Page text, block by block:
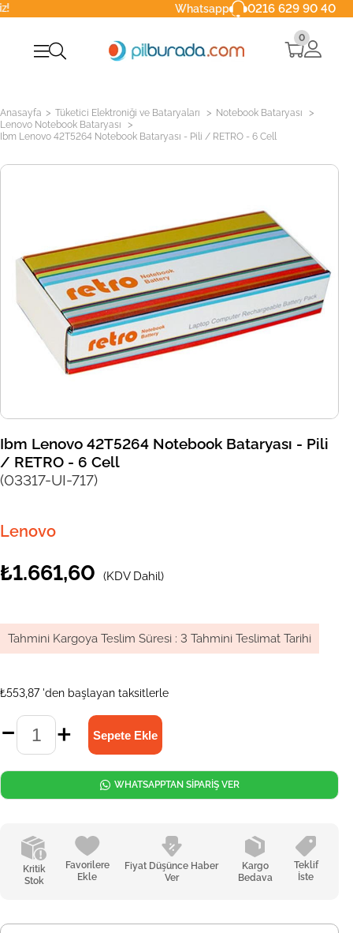
Whatsapp 0216 629 90 40
0
Anasayfa > Tüketici Elektroniği ve Bataryaları > Notebook Bataryası >
Lenovo Notebook Bataryası >
Ibm Lenovo 42T5264 Notebook Bataryası - Pili / RETRO - 6 Cell
Ibm Lenovo 42T5264 Notebook Bataryası - Pili
/ RETRO - 6 Cell
(03317-UI-717)
Lenovo
₺1.661,60 (KDV Dahil)
Tahmini Kargoya Teslim Süresi : 3 Tahmini Teslimat Tarihi
₺553,87 'den başlayan taksitlerle
Kritik
Stok
Favorilere
Ekle
Fiyat Düşünce Haber
Ver
Kargo
Bedava
Teklif
İste
WHATSAPPTAN SİPARİŞ VER